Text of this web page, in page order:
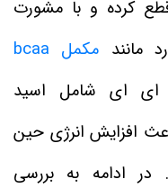
قطع کرده و با مشورت
مانند مکمل bcaa
ای ای شامل اسید
افزایش انرژی حین
ادامه به بررسی